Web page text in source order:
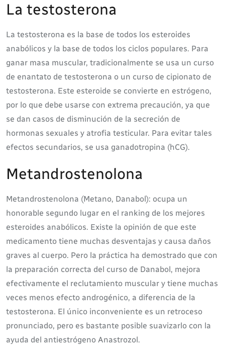
La testosterona
La testosterona es la base de todos los esteroides
anabólicos y la base de todos los ciclos populares. Para
ganar masa muscular, tradicionalmente se usa un curso
de enantato de testosterona o un curso de cipionato de
testosterona. Este esteroide se convierte en estrógeno,
por lo que debe usarse con extrema precaución, ya que
se dan casos de disminución de la secreción de
hormonas sexuales y atrofia testicular. Para evitar tales
efectos secundarios, se usa ganadotropina (hCG).
Metandrostenolona
Metandrostenolona (Metano, Danabol): ocupa un
honorable segundo lugar en el ranking de los mejores
esteroides anabólicos. Existe la opinión de que este
medicamento tiene muchas desventajas y causa daños
graves al cuerpo. Pero la práctica ha demostrado que con
la preparación correcta del curso de Danabol, mejora
efectivamente el reclutamiento muscular y tiene muchas
veces menos efecto androgénico, a diferencia de la
testosterona. El único inconveniente es un retroceso
pronunciado, pero es bastante posible suavizarlo con la
ayuda del antiestrógeno Anastrozol.